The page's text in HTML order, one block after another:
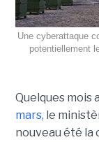
Une cyberattaque
potentiellement
Quelques mois
mars, le
nouveau été la